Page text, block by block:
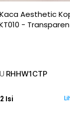
Aesthetic
-
RHHW1CTP
2 Isi